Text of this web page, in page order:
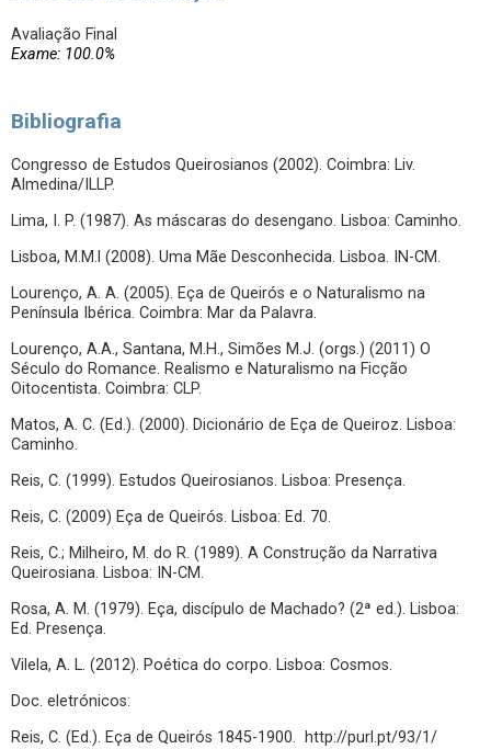
Avaliação Final
Exame: 100.0%
Bibliografia
Congresso de Estudos Queirosianos (2002). Coimbra: Liv.
Almedina/ILLP.
Lima, I. P. (1987). As máscaras do desengano. Lisboa: Caminho.
Lisboa, M.M.l (2008). Uma Mãe Desconhecida. Lisboa. IN-CM.
Lourenço, A. A. (2005). Eça de Queirós e o Naturalismo na
Península Ibérica. Coimbra: Mar da Palavra.
Lourenço, A.A., Santana, M.H., Simões M.J. (orgs.) (2011) O
Século do Romance. Realismo e Naturalismo na Ficção
Oitocentista. Coimbra: CLP.
Matos, A. C. (Ed.). (2000). Dicionário de Eça de Queiroz. Lisboa:
Caminho.
Reis, C. (1999). Estudos Queirosianos. Lisboa: Presença.
Reis, C. (2009) Eça de Queirós. Lisboa: Ed. 70.
Reis, C.; Milheiro, M. do R. (1989). A Construção da Narrativa
Queirosiana. Lisboa: IN-CM.
Rosa, A. M. (1979). Eça, discípulo de Machado? (2ª ed.). Lisboa:
Ed. Presença.
Vilela, A. L. (2012). Poética do corpo. Lisboa: Cosmos.
Doc. eletrónicos:
Reis, C. (Ed.). Eça de Queirós 1845-1900. http://purl.pt/93/1/